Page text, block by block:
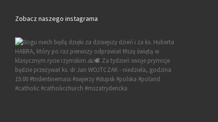
Zobacz naszego instagrama